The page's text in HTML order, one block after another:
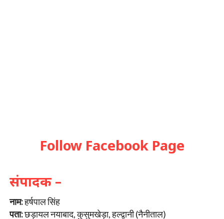
Follow Facebook Page
संपादक –
नाम:हर्षपाल सिंह
पता:छड़ायल नयाबाद, कुसुमखेड़ा, हल्द्वानी (नैनीताल)